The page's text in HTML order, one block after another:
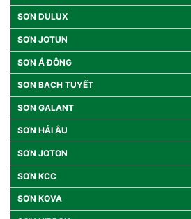
SƠN DULUX
SƠN JOTUN
SƠN Á ĐÔNG
SƠN BẠCH TUYẾT
SƠN GALANT
SƠN HẢI ÂU
SƠN JOTON
SƠN KCC
SƠN KOVA